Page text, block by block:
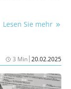
Lesen Sie mehr
3 Min|20.02.2025